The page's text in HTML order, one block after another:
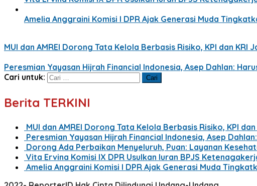
Amelia Anggraini Komisi I DPR Ajak Generasi Muda
MUI dan AMREI Dorong Tata Kelola Berbasis Risiko, KPI dan KRI
Peresmian Yayasan Hijrah Financial Indonesia, Asep Dahlan:
Cari untuk:
Berita TERKINI
MUI dan AMREI Dorong Tata Kelola Berbasis Risiko, KPI
Peresmian Yayasan Hijrah Financial Indonesia, Asep
Dorong Ada Perbaikan Menyeluruh, Puan: Layanan
Vita Ervina Komisi IX DPR Usulkan Iuran BPJS
Amelia Anggraini Komisi I DPR Ajak Generasi Muda